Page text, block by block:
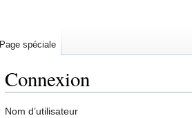
Connexion
Nom d’utilisateur
Page spéciale